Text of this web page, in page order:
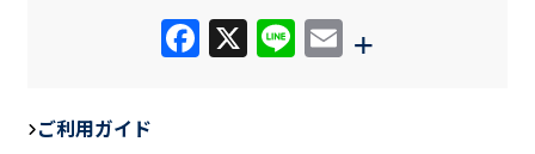
F X Li E
+
ご利用ガイド